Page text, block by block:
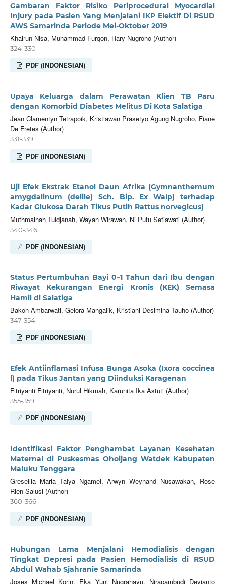
Gambaran Faktor Risiko Periprocedural Myocardial
Injury pada Pasien Yang Menjalani IKP Elektif Di RSUD
AWS Samarinda Periode Mei-Oktober 2019
Khairun Nisa, Muhammad Furqon, Hary Nugroho (Author)
324-330
PDF (INDONESIAN)
Upaya Keluarga dalam Perawatan Klien TB Paru
dengan Komorbid Diabetes Melitus Di Kota Salatiga
Jean Clamentyn Tetrapoik, Kristiawan Prasetyo Agung Nugroho, Fiane
De Fretes (Author)
331-339
PDF (INDONESIAN)
Uji Efek Ekstrak Etanol Daun Afrika (Gymnanthemum
amygdalinum (delile) Sch. Bip. Ex Walp) terhadap
Kadar Glukosa Darah Tikus Putih Rattus norvegicus)
Muthmainah Tuldjanah, Wayan Wirawan, Ni Putu Setiawati (Author)
340-346
PDF (INDONESIAN)
Status Pertumbuhan Bayi 0–1 Tahun dari Ibu dengan
Riwayat Kekurangan Energi Kronis (KEK) Semasa
Hamil di Salatiga
Bakoh Ambarwati, Gelora Mangalik, Kristiani Desimina Tauho (Author)
347-354
PDF (INDONESIAN)
Efek Antiinflamasi Infusa Bunga Asoka (Ixora coccinea
l) pada Tikus Jantan yang Diinduksi Karagenan
Fitriyanti Fitriyanti, Nurul Hikmah, Karunita Ika Astuti (Author)
355-359
PDF (INDONESIAN)
Identifikasi Faktor Penghambat Layanan Kesehatan
Maternal di Puskesmas Ohoijang Watdek Kabupaten
Maluku Tenggara
Gresellia Maria Talya Ngamel, Arwyn Weynand Nusawakan, Rose
Rien Salusi (Author)
360-366
PDF (INDONESIAN)
Hubungan Lama Menjalani Hemodialisis dengan
Tingkat Depresi pada Pasien Hemodialisis di RSUD
Abdul Wahab Sjahranie Samarinda
Joses Michael Korin, Eka Yuni Nugrahayu, Nirapambudi Devianto